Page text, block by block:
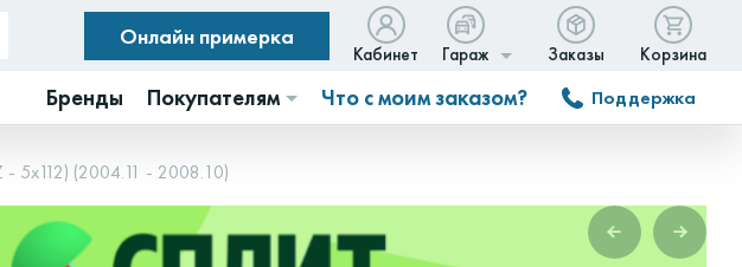
Онлайн примерка
Кабинет Гараж Заказы Корзина
Бренды Покупателям Что с моим заказом? Поддержка
5x112) (2004.11 - 2008.10)